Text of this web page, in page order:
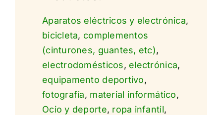
Aparatos eléctricos y electrónica,
bicicleta, complementos
(cinturones, guantes, etc),
electrodomésticos, electrónica,
equipamento deportivo,
fotografía, material informático,
Ocio y deporte, ropa infantil,